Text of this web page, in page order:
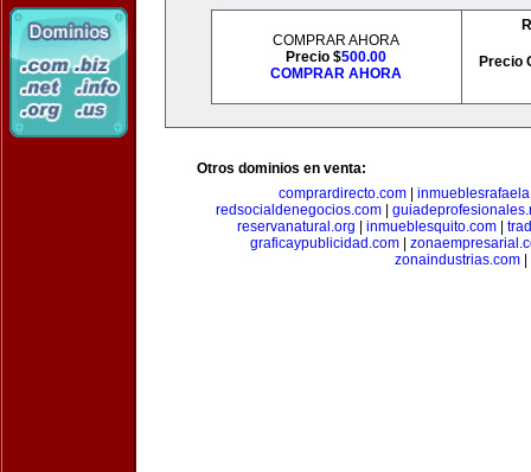
COMPRAR AHORA
Precio $500.00
COMPRAR AHORA
Precio
Otros dominios en venta:
comprardirecto.com
redsocialdenegocios.com|
reservanatural.org
inmueblesquito.com
graficaypublicidad.com
zonaindustrias.com